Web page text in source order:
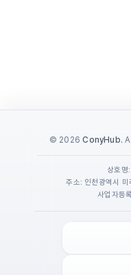
© 2026ConyHub.
상호명
주소: 인천광역시
사업자